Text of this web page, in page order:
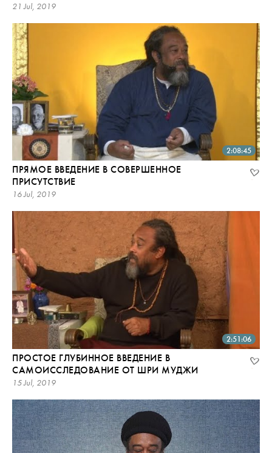
21 Jul, 2019
2:08:45
ПРЯМОЕ ВВЕДЕНИЕ В СОВЕРШЕННОЕ
ПРИСУТСТВИЕ
16 Jul, 2019
2:51:06
ПРОСТОЕ ГЛУБИННОЕ ВВЕДЕНИЕ В
САМОИССЛЕДОВАНИЕ ОТ ШРИ МУДЖИ
15 Jul, 2019